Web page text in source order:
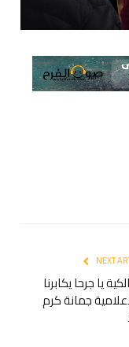
NEXT
يا جرحا يكابرنا
جمانة كرم